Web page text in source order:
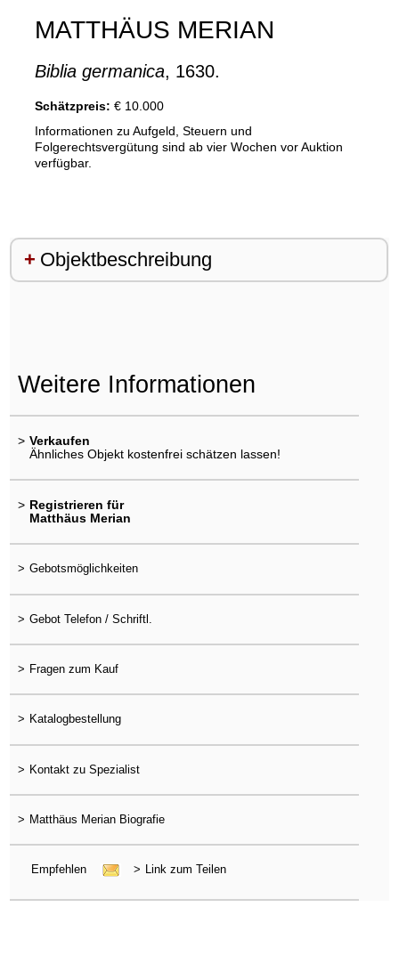
MATTHÄUS MERIAN
Biblia germanica, 1630.
Schätzpreis: € 10.000
Informationen zu Aufgeld, Steuern und
Folgerechtsvergütung sind ab vier Wochen vor Auktion
verfügbar.
Objektbeschreibung
Weitere Informationen
> Verkaufen
Ähnliches Objekt kostenfrei schätzen lassen!
> Registrieren für
Matthäus Merian
> Gebotsmöglichkeiten
> Gebot Telefon / Schriftl.
> Fragen zum Kauf
> Katalogbestellung
> Kontakt zu Spezialist
> Matthäus Merian Biografie
Empfehlen > Link zum Teilen